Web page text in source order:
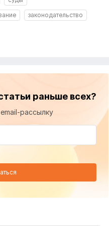
законодательство
раньше всех?
рассылку